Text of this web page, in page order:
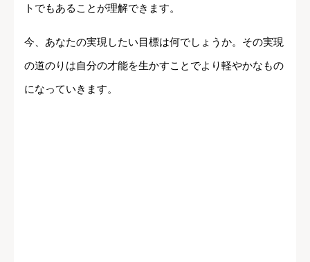
トでもあることが理解できます。
今、あなたの実現したい目標は何でしょうか。その実現
の道のりは自分の才能を生かすことでより軽やかなもの
になっていきます。